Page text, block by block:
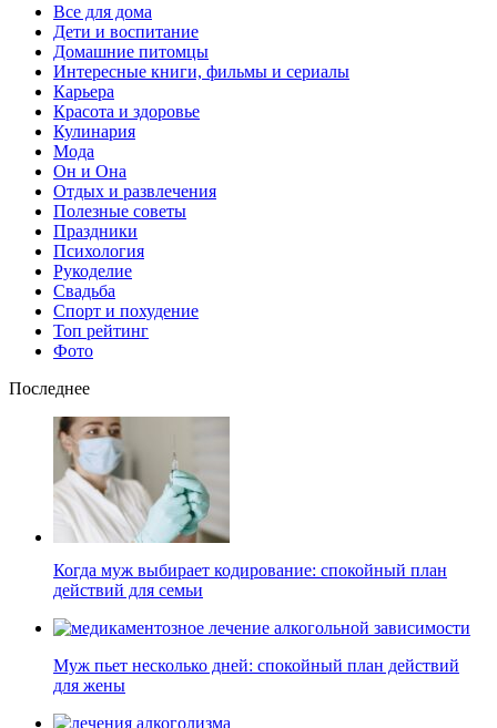
Все для дома
Дети и воспитание
Домашние питомцы
Интересные книги, фильмы и сериалы
Карьера
Красота и здоровье
Кулинария
Мода
Он и Она
Отдых и развлечения
Полезные советы
Праздники
Психология
Рукоделие
Свадьба
Спорт и похудение
Топ рейтинг
Фото
Последнее
Когда муж выбирает кодирование: спокойный план
действий для семьи
Муж пьет несколько дней: спокойный план действий
для жены